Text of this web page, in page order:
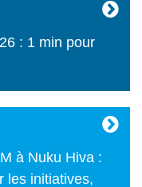
: 1 min pour
à Nuku Hiva :
les initiatives,